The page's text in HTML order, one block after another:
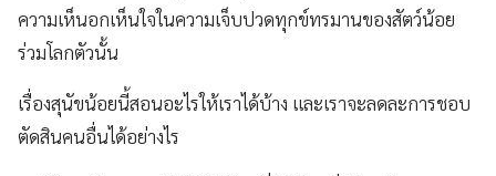
ความเห็นอกเห็นใจในความเจ็บปวดทุกข์ทรมานของสัตว์น้อย
ร่วมโลกตัวนั้น
เรื่องสุนัขน้อยนี้สอนอะไรให้เราได้บ้าง และเราจะลดละการชอบ
ตัดสินคนอื่นได้อย่างไร